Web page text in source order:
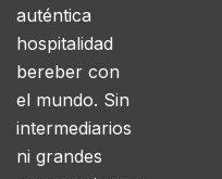
auténtica
hospitalidad
bereber con
el mundo. Sin
intermediarios
ni grandes